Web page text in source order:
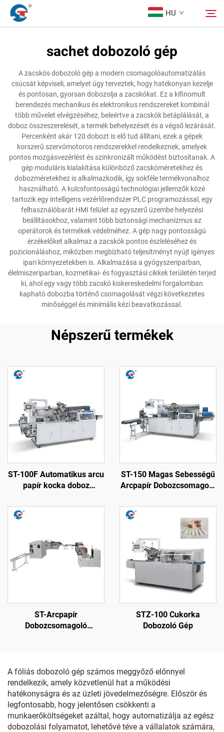
HU
Termékek
Tervezési Eset
Szolgáltatás
Hírek
Kapcsolat
Keresés
sachet dobozoló gép
A zacskós dobozoló gép a modern csomagolóautomatizálás
csúcsát képviseli, amelyet úgy terveztek, hogy hatékonyan kezelje
és pontosan, gyorsan dobozolja a zacskókat. Ez a kifinomult
berendezés mechanikus és elektronikus rendszereket kombinál
több művelet elvégzéséhez, beleértve a zacskók betáplálását, a
doboz összeszerelését, a termék behelyezését és a végső lezárását.
Percenként akár 120 dobozt is elő tud állítani, ezek a gépek
korszerű szervómotoros rendszerekkel rendelkeznek, amelyek
pontos mozgásvezérlést és szinkronizált működést biztosítanak. A
gép moduláris kialakítása különböző zacskóméretekhez és
dobozméretekhez is alkalmazkodik, így sokféle termékvonalhoz
használható. A kulcsfontosságú technológiai jellemzők közé
tartozik egy intelligens vezérlőrendszer PLC programozással, egy
felhasználóbarát HMI felület az egyszerű üzembe helyezési
beállításokhoz, valamint több biztonsági mechanizmus az
operátorok és termékek védelméhez. A gép nagy pontosságú
érzékelőket alkalmaz a zacskók pontos észleléséhez és
pozicionáláshoz, miközben megbízható teljesítményt nyújt igényes
ipari környezetekben is. Alkalmazása a gyógyszeriparban,
élelmiszeriparban, kozmetikai- és fogyasztási cikkek területén terjed
ki, ahol egy vagy több zacskó kiskereskedelmi forgalomban
kapható dobozba történő csomagolását végzi következetes
minőséggel és minimális kézi beavatkozással.
Népszerű termékek
ST-100F Automatikus arcu
papír kocka doboz
ST-150 Magas Sebességű
Arcpapír Dobozcsomagoló
ST-Arcpapír
Dobozcsomagoló
STZ-100 Cukorka
Dobozoló Gép
A fóliás dobozoló gép számos meggyőző előnnyel
rendelkezik, amely közvetlenül hat a működési
hatékonyságra és az üzleti jövedelmezőségre. Először és
legfontosabb, hogy jelentősen csökkenti a
munkaerőköltségeket azáltal, hogy automatizálja az egész
dobozolási folyamatot, lehetővé téve a vállalatok számára,